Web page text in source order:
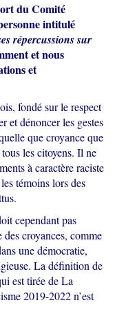
du Comité
intitulé
répercussions sur
et nous
et
fondé sur le respect
et dénoncer les gestes
que croyance que
les citoyens. Il ne
à caractère raciste
témoins lors des
cependant pas
croyances, comme
une démocratie,
La définition de
est tirée de La
2019-2022 n’est